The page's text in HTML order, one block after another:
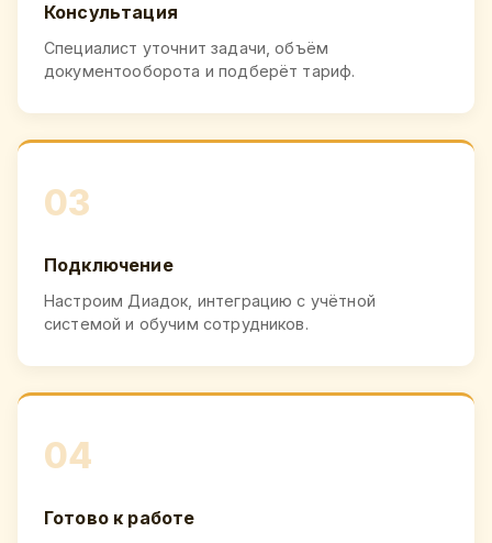
Консультация
Специалист уточнит задачи, объём
документооборота и подберёт тариф.
03
Подключение
Настроим Диадок, интеграцию с учётной
системой и обучим сотрудников.
04
Готово к работе